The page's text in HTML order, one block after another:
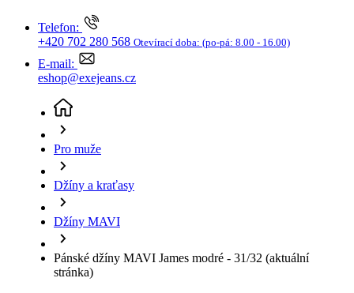
Telefon:
+420 702 280 568 Otevírací doba: (po-pá: 8.00 - 16.00)
E-mail:
eshop@exejeans.cz
Pro muže
Džíny a kraťasy
Džíny MAVI
Pánské džíny MAVI James modré - 31/32 (aktuální
stránka)